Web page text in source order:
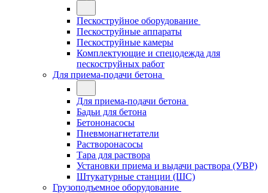
Пескоструйное оборудование
Пескоструйные аппараты
Пескоструйные камеры
Комплектующие и спецодежда для
пескоструйных работ
Для приема-подачи бетона
Для приема-подачи бетона
Бадьи для бетона
Бетононасосы
Пневмонагнетатели
Растворонасосы
Тара для раствора
Установки приема и выдачи раствора (УВР)
Штукатурные станции (ШС)
Грузоподъемное оборудование